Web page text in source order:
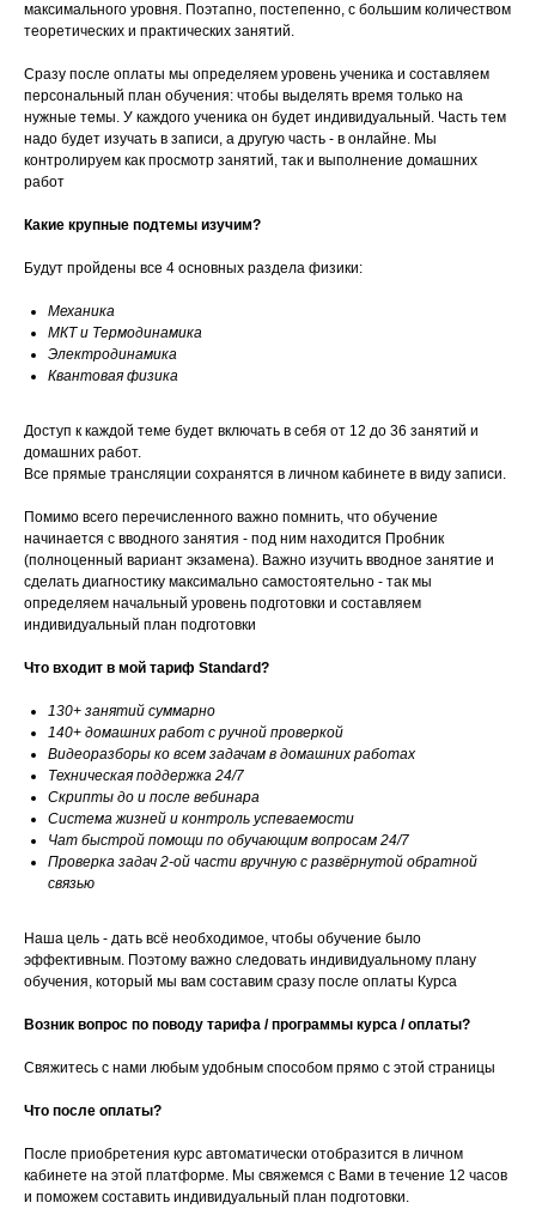
максимального уровня. Поэтапно, постепенно, с большим количеством
теоретических и практических занятий.
Сразу после оплаты мы определяем уровень ученика и составляем
персональный план обучения: чтобы выделять время только на
нужные темы. У каждого ученика он будет индивидуальный. Часть тем
надо будет изучать в записи, а другую часть - в онлайне. Мы
контролируем как просмотр занятий, так и выполнение домашних
работ
Какие крупные подтемы изучим?
Будут пройдены все 4 основных раздела физики:
Механика
МКТ и Термодинамика
Электродинамика
Квантовая физика
Доступ к каждой теме будет включать в себя от 12 до 36 занятий и
домашних работ.
Все прямые трансляции сохранятся в личном кабинете в виду записи.
Помимо всего перечисленного важно помнить, что обучение
начинается с вводного занятия - под ним находится Пробник
(полноценный вариант экзамена). Важно изучить вводное занятие и
сделать диагностику максимально самостоятельно - так мы
определяем начальный уровень подготовки и составляем
индивидуальный план подготовки
Что входит в мой тариф Standard?
130+ занятий суммарно
140+ домашних работ с ручной проверкой
Видеоразборы ко всем задачам в домашних работах
Техническая поддержка 24/7
Скрипты до и после вебинара
Система жизней и контроль успеваемости
Чат быстрой помощи по обучающим вопросам 24/7
Проверка задач 2-ой части вручную с развёрнутой обратной
связью
Наша цель - дать всё необходимое, чтобы обучение было
эффективным. Поэтому важно следовать индивидуальному плану
обучения, который мы вам составим сразу после оплаты Курса
Возник вопрос по поводу тарифа / программы курса / оплаты?
Свяжитесь с нами любым удобным способом прямо с этой страницы
Что после оплаты?
После приобретения курс автоматически отобразится в личном
кабинете на этой платформе. Мы свяжемся с Вами в течение 12 часов
и поможем составить индивидуальный план подготовки.